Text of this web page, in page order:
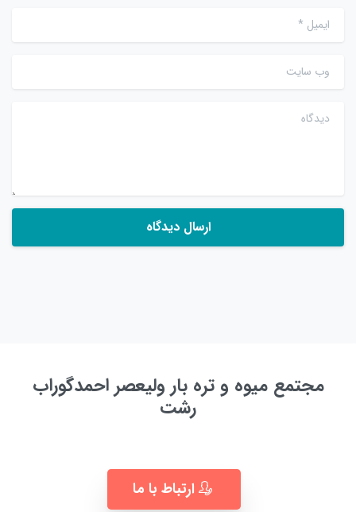
ایمیل *
وب سایت
دیدگاه
مجتمع میوه و تره بار ولیعصر احمدگوراب
رشت
ارتباط با ما